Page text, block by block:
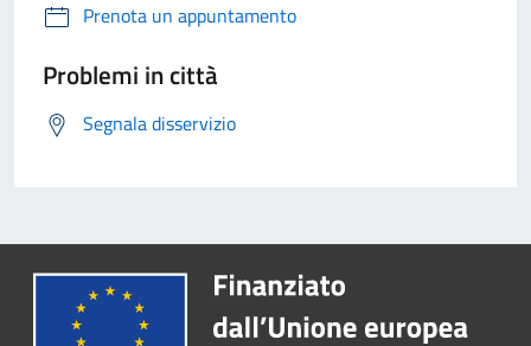
Prenota un appuntamento
Problemi in città
Segnala disservizio